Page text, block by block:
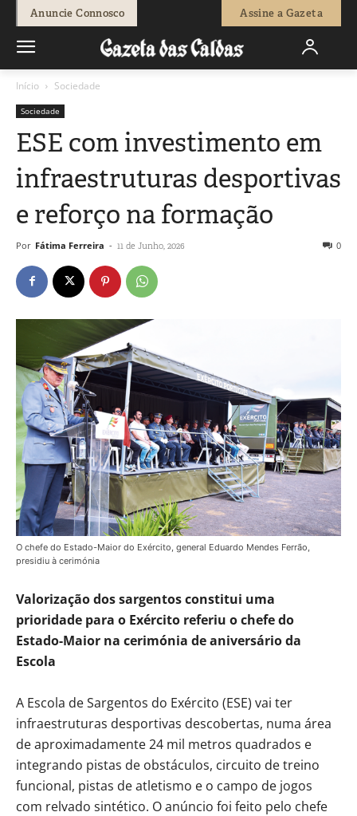
Anuncie Connosco Assine a Gazeta
Início Sociedade
Sociedade
ESE com investimento em
infraestruturas desportivas
e reforço na formação
Por Fátima Ferreira - 11 de Junho, 2026 0
O chefe do Estado-Maior do Exército, general Eduardo Mendes Ferrão,
presidiu à cerimónia
Valorização dos sargentos constitui uma
prioridade para o Exército referiu o chefe do
Estado-Maior na cerimónia de aniversário da
Escola
A Escola de Sargentos do Exército (ESE) vai ter
infraestruturas desportivas descobertas, numa área
de aproximadamente 24 mil metros quadrados e
integrando pistas de obstáculos, circuito de treino
funcional, pistas de atletismo e o campo de jogos
com relvado sintético. O anúncio foi feito pelo chefe